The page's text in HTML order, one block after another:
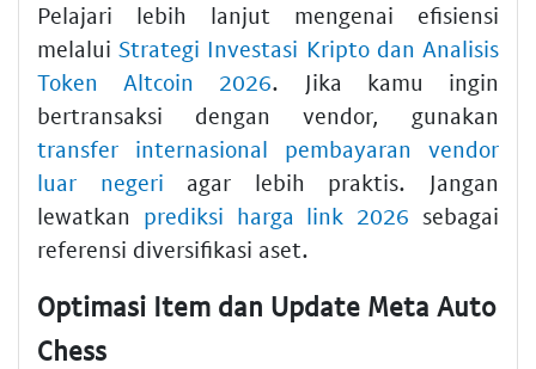
Pelajari lebih lanjut mengenai efisiensi
melaluiStrategi Investasi Kripto dan Analisis
Token Altcoin 2026. Jika kamu ingin
bertransaksi dengan vendor, gunakan
transfer internasional pembayaran vendor
luar negeri agar lebih praktis. Jangan
lewatkan prediksi harga link 2026 sebagai
referensi diversifikasi aset.
Optimasi Item dan Update Meta Auto
Chess